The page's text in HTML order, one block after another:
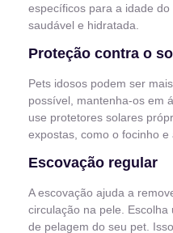
específicos para a idade
saudável e hidratada.
Proteção contra o sol
Pets idosos podem ser
possível, mantenha-os em
use protetores solares
expostas, como o focinho e
Escovação regular
A escovação ajuda a
circulação na pele.
de pelagem do seu pet.